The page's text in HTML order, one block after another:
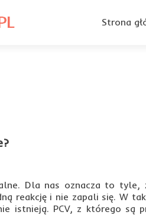
do
Strona
Dla nas oznacza to tyle,
reakcję i nie zapali się. W
istnieją. PCV, z którego są